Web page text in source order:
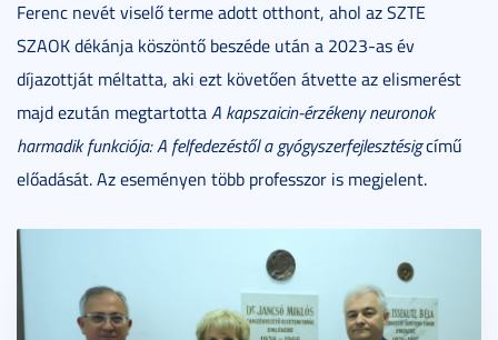
Ferenc nevét viselő terme adott otthont, ahol az SZTE
SZAOK dékánja köszöntő beszéde után a 2023-as év
díjazottját méltatta, aki ezt követően átvette az elismerést
majd ezután megtartottaA kapszaicin-érzékeny neuronok
harmadik funkciója: A felfedezéstől a gyógyszerfejlesztésigcímű
előadását. Az eseményen több professzor is megjelent.